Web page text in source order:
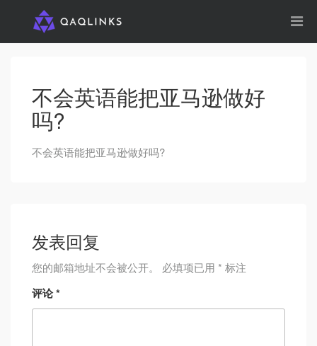
不会英语能把亚马逊做好
吗?
不会英语能把亚马逊做好吗?
发表回复
您的邮箱地址不会被公开。 必填项已用 * 标注
评论*